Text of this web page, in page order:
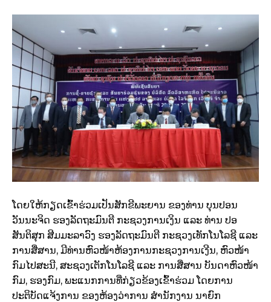
ໂດຍໃຫ້ກຽດເຂົ້າຮ່ວມເປັນສັກຂີພະຍານ ຂອງທ່ານ ບຸນປອນ
ວັນນະຈິດ ຮອງລັດຖະມົນຕີ ກະຊວງການເງິນ ແລະ ທ່ານ ປອ
ສັນຕິສຸກ ສີມມະລາວົງ ຮອງລັດຖະມົນຕີ ກະຊວງເທັກໂນໂລຊີ ແລະ
ການສື່ສານ, ມີທ່ານຫົວໜ້າຫ້ອງການກະຊວງການເງີນ, ຫົວໜ້າ
ກົມໄປສະນີ, ສະຊວງເຕັກໂນໂລຊີ ແລະ ການສື່ສານ ບັນດາຫົວໜ້າ
ກົມ, ຮອງກົມ, ພະແນກການທີ່ກ່ຽວຂ້ອງເຂົ້າຮ່ວມ ໂດຍການ
ປະຕິບັດແຈ້ງການ ຂອງຫ້ອງວ່າການ ສຳນັກງານ ນາຍົກ